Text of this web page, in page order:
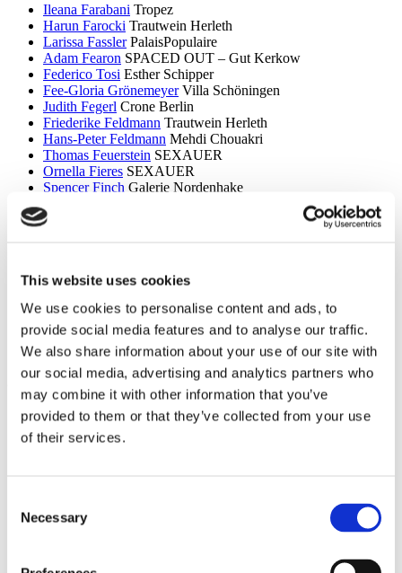
This website uses cookies
We use cookies to personalise content and ads, to
provide social media features and to analyse our traffic.
We also share information about your use of our site with
our social media, advertising and analytics partners who
may combine it with other information that you’ve
provided to them or that they’ve collected from your use
of their services.
Selection
Necessary
Ileana Farabani Tropez
Harun Farocki Trautwein Herleth
Larissa Fassler PalaisPopulaire
Adam Fearon SPACED OUT – Gut Kerkow
Federico Tosi Esther Schipper
Fee-Gloria Grönemeyer Villa Schöningen
Judith Fegerl Crone Berlin
Friederike Feldmann Trautwein Herleth
Hans-Peter Feldmann Mehdi Chouakri
Thomas Feuerstein SEXAUER
Ornella Fieres SEXAUER
Spencer Finch Galerie Nordenhake
Itchi Fleischer
Esther Forse Villa Schöningen
Friedrich Thieme
Villa Schöningen
Asana Fujikawa Galerie Friese
Paul Fägerskiöld Galerie Nordenhake
Wieland Förster Schloss Biesdorf
Meschac Gaba PalaisPopulaire
Ellen Gallagher
PalaisPopulaire
Isa Genzken Wehrmuehle Biesenthal
Fabian Ginsberg